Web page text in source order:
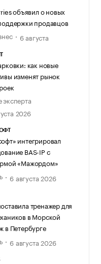
объявил о новых
продавцов
6 августа
как новые
изменят рынок
2026
интегрировал
BAS-IP с
«Мажордом»
6 августа 2026
тренажер для
в Морской
в Петербурге
6 августа 2026